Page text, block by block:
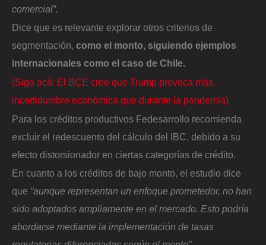
comercial”.
Dice que es relevante explorar otros criterios de
segmentación, como el monto, siguiendo ejemplos
internacionales como el caso de Chile.
(Siga acá: El BCE cree que Trump provoca más
incertidumbre económica que durante la pandemia)
Para los créditos productivos Fedesarrollo recomienda
excluir el redescuento del cálculo del IBC, debido a su
efecto distorsionador en ciertas categorías de crédito.
En cuanto a los créditos de bajo monto, el estudio dice
que “aunque representan un enfoque prometedor, no han
sido adoptados ampliamente en el mercado. Esto podría
abordarse mediante la implementación de tasas